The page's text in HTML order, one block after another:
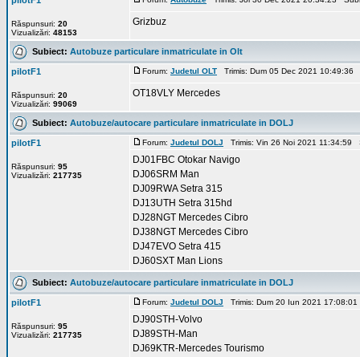
Răspunsuri: 20
Vizualizări: 48153
Grizbuz
Subiect: Autobuze particulare inmatriculate in Olt
pilotF1
Răspunsuri: 20
Vizualizări: 99069
Forum: Judetul OLT Trimis: Dum 05 Dec 2021
OT18VLY Mercedes
Subiect: Autobuze/autocare particulare inmatriculate in DOLJ
pilotF1
Răspunsuri: 95
Vizualizări: 217735
Forum: Judetul DOLJ Trimis: Vin 26 Noi 2021 11:34:59
DJ01FBC Otokar Navigo
DJ06SRM Man
DJ09RWA Setra 315
DJ13UTH Setra 315hd
DJ28NGT Mercedes Cibro
DJ38NGT Mercedes Cibro
DJ47EVO Setra 415
DJ60SXT Man Lions
Subiect: Autobuze/autocare particulare inmatriculate in DOLJ
pilotF1
Răspunsuri: 95
Vizualizări: 217735
Forum: Judetul DOLJ Trimis: Dum 20 Iun 2021
DJ90STH-Volvo
DJ89STH-Man
DJ69KTR-Mercedes Tourismo